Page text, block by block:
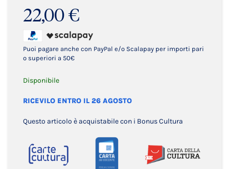
22,00 €
Puoi pagare anche con PayPal e/o Scalapay per importi pari
o superiori a 50€
Disponibile
RICEVILO ENTRO IL 26 AGOSTO
Questo articolo è acquistabile con i Bonus Cultura